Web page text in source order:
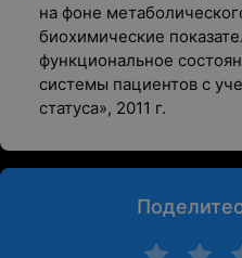
на фоне
биохимические
функциональное
системы пациентов с
статуса», 2011 г.